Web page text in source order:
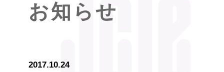
お知らせ
2017.10.24